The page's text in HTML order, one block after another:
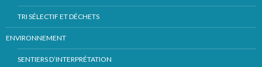
TRI SÉLECTIF ET DÉCHETS
ENVIRONNEMENT
SENTIERS D’INTERPRÉTATION